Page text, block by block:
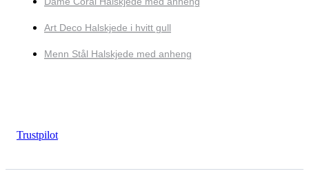
Art Deco Halskjede i hvitt gull
Menn Stål Halskjede med anheng
Trustpilot